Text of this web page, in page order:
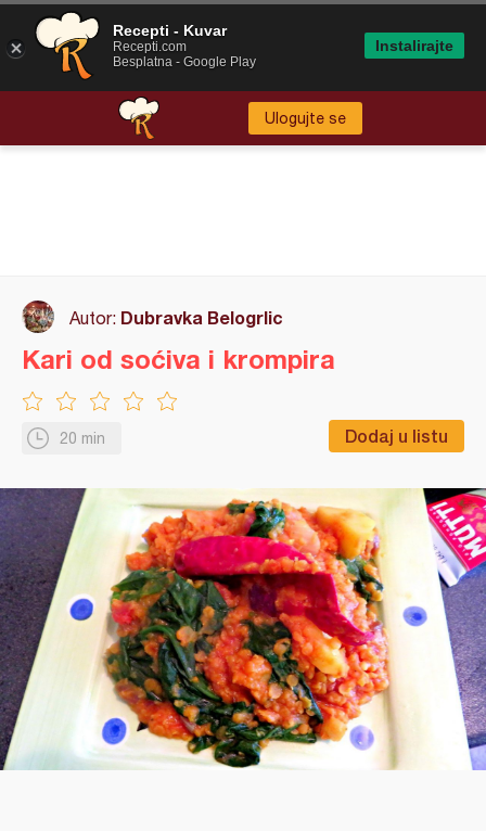
Ulogujte se
Autor: Dubravka Belogrlic
20 min Dodaj u listu
Kari od soćiva i krompira
Recepti - Kuvar
Recepti.com
Besplatna - Google Play
Instalirajte